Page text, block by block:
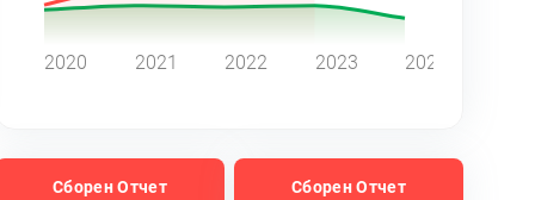
2020 2021 2022 2023 2024
Сборен Отчет Сборен Отчет